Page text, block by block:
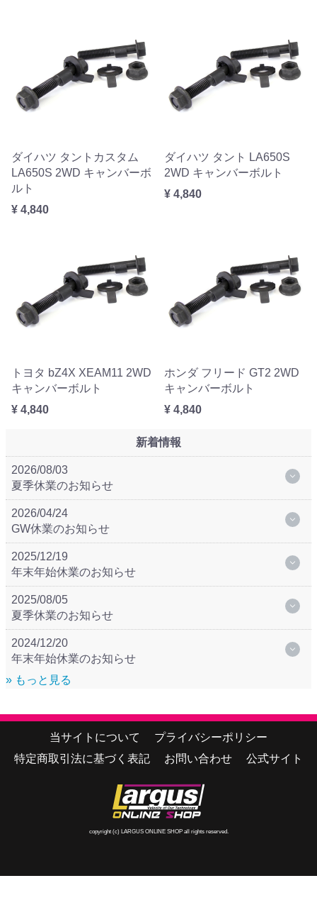
ダイハツ タントカスタム
LA650S 2WD キャンバーボ
ルト
¥ 4,840
ダイハツ タント LA650S
2WD キャンバーボルト
¥ 4,840
トヨタ bZ4X XEAM11 2WD
キャンバーボルト
¥ 4,840
ホンダ フリード GT2 2WD
キャンバーボルト
¥ 4,840
新着情報
2026/08/03
夏季休業のお知らせ
2026/04/24
GW休業のお知らせ
2025/12/19
年末年始休業のお知らせ
2025/08/05
夏季休業のお知らせ
2024/12/20
年末年始休業のお知らせ
» もっと見る
当サイトについて
プライバシーポリシー
特定商取引法に基づく表記
お問い合わせ 公式サイト
copyright (c) LARGUS ONLINE SHOP all rights reserved.